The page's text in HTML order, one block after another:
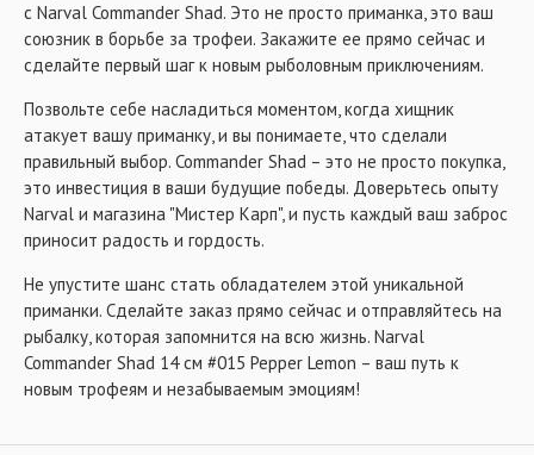
с Narval Commander Shad. Это не просто приманка, это ваш
союзник в борьбе за трофеи. Закажите ее прямо сейчас и
сделайте первый шаг к новым рыболовным приключениям.
Позвольте себе насладиться моментом, когда хищник
атакует вашу приманку, и вы понимаете, что сделали
правильный выбор. Commander Shad – это не просто покупка,
это инвестиция в ваши будущие победы. Доверьтесь опыту
Narval и магазина "Мистер Карп", и пусть каждый ваш заброс
приносит радость и гордость.
Не упустите шанс стать обладателем этой уникальной
приманки. Сделайте заказ прямо сейчас и отправляйтесь на
рыбалку, которая запомнится на всю жизнь. Narval
Commander Shad 14 см #015 Pepper Lemon – ваш путь к
новым трофеям и незабываемым эмоциям!